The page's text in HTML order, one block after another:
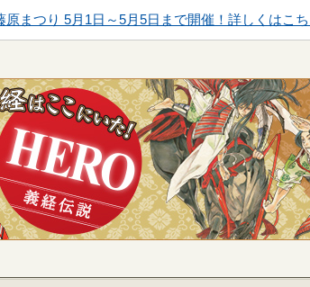
つり 5月1日～5月5日まで開催！詳しくはこちら